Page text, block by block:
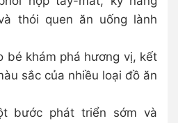
thói quen ăn uống lành
bé khám phá hương vị, kết
sắc của nhiều loại đồ ăn
bước phát triển sớm và